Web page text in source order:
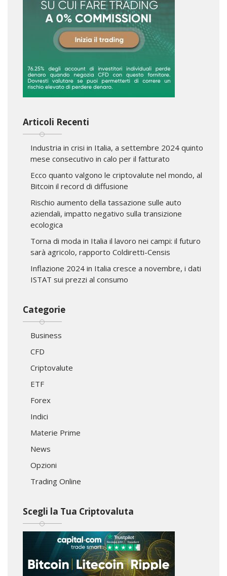
Articoli Recenti
Industria in crisi in Italia, a settembre 2024 quinto
mese consecutivo in calo per il fatturato
Ecco quanto valgono le criptovalute nel mondo, al
Bitcoin il record di diffusione
Rischio aumento della tassazione sulle auto
aziendali, impatto negativo sulla transizione
ecologica
Torna di moda in Italia il lavoro nei campi: il futuro
sarà agricolo, rapporto Coldiretti-Censis
Inflazione 2024 in Italia cresce a novembre, i dati
ISTAT sui prezzi al consumo
Categorie
Business
CFD
Criptovalute
ETF
Forex
Indici
Materie Prime
News
Opzioni
Trading Online
Scegli la Tua Criptovaluta